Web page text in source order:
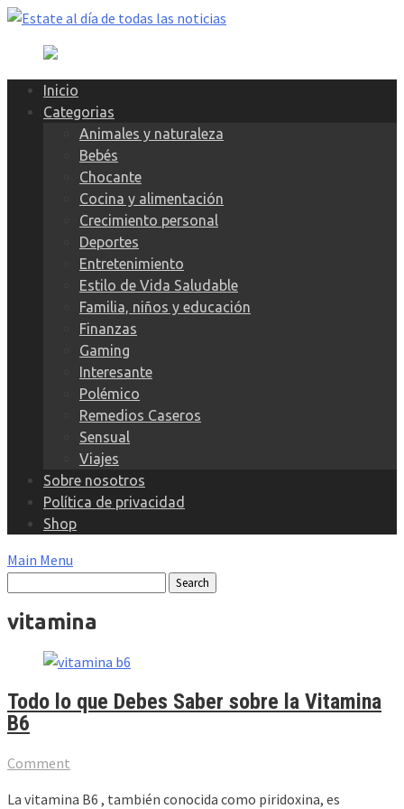
Skip
content
Inicio
Categorias
Animales y naturaleza
Bebés
Chocante
Cocina y alimentación
Crecimiento personal
Deportes
Entretenimiento
Estilo de Vida Saludable
Familia, niños y educación
Finanzas
Gaming
Interesante
Polémico
Remedios Caseros
Sensual
Viajes
Sobre nosotros
Política de privacidad
Shop
Main Menu
vitamina
Todo lo que Debes Saber sobre la Vitamina
B6
Comment
La vitamina B6 , también conocida como piridoxina, es